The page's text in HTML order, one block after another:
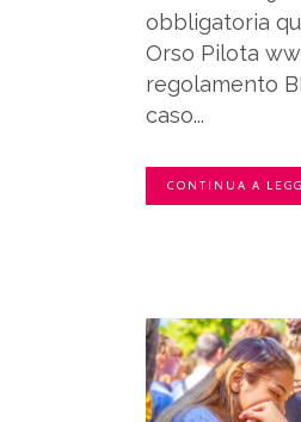
obbligatoria
Orso Pilota
regolamento
caso...
CONTINUA A